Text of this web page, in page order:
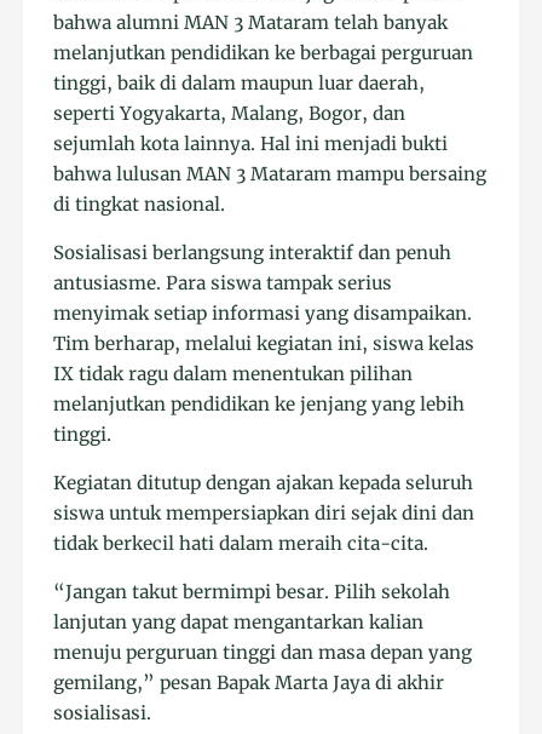
bahwa alumni MAN 3 Mataram telah banyak
melanjutkan pendidikan ke berbagai perguruan
tinggi, baik di dalam maupun luar daerah,
seperti Yogyakarta, Malang, Bogor, dan
sejumlah kota lainnya. Hal ini menjadi bukti
bahwa lulusan MAN 3 Mataram mampu bersaing
di tingkat nasional.
Sosialisasi berlangsung interaktif dan penuh
antusiasme. Para siswa tampak serius
menyimak setiap informasi yang disampaikan.
Tim berharap, melalui kegiatan ini, siswa kelas
IX tidak ragu dalam menentukan pilihan
melanjutkan pendidikan ke jenjang yang lebih
tinggi.
Kegiatan ditutup dengan ajakan kepada seluruh
siswa untuk mempersiapkan diri sejak dini dan
tidak berkecil hati dalam meraih cita-cita.
“Jangan takut bermimpi besar. Pilih sekolah
lanjutan yang dapat mengantarkan kalian
menuju perguruan tinggi dan masa depan yang
gemilang,” pesan Bapak Marta Jaya di akhir
sosialisasi.